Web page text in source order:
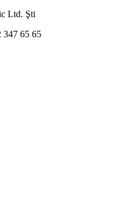
Ltd. Şti
347 65 65